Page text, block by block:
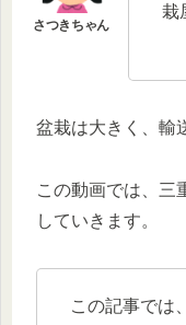
栽
盆栽は大きく、輸
この動画では、三
していきます。
この記事では